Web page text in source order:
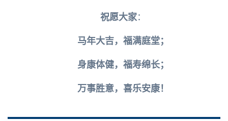
祝愿大家：
马年大吉，福满庭堂；
身康体健，福寿绵长；
万事胜意，喜乐安康！